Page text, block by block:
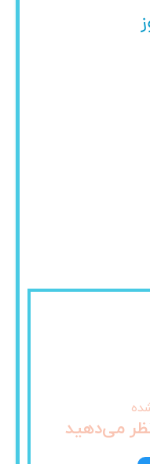
می‌دهید